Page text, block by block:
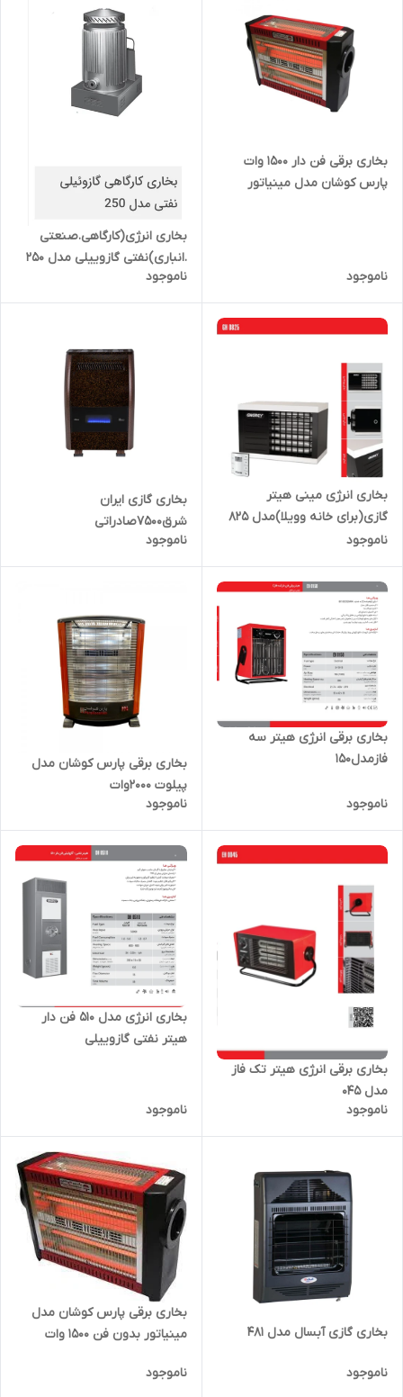
بخاری برقی فن دار 1500 وات
پارس کوشان مدل مینیاتور
ناموجود
بخاری انرژی(کارگاهی.صنعتی
.انباری)نفتی گازوییلی مدل 250
ناموجود
بخاری انرژی مینی هیتر
گازی(برای خانه وویلا)مدل 825
ناموجود
بخاری گازی ایران
شرق7500صادراتی
ناموجود
بخاری برقی انرژی هیتر سه
فازمدل150
ناموجود
بخاری برقی پارس کوشان مدل
پیلوت 2000وات
ناموجود
بخاری برقی انرژی هیتر تک فاز
مدل 045
ناموجود
بخاری انرژی مدل 510 فن دار
هیتر نفتی گازوییلی
ناموجود
بخاری گازی آبسال مدل 481
ناموجود
بخاری برقی پارس کوشان مدل
مینیاتور بدون فن 1500 وات
ناموجود